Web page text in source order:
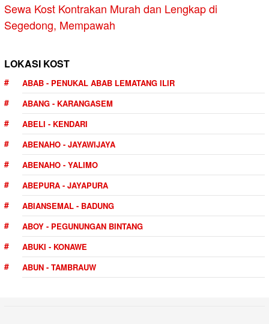
Sewa Kost Kontrakan Murah dan Lengkap di
Segedong, Mempawah
LOKASI KOST
ABAB - PENUKAL ABAB LEMATANG ILIR
ABANG - KARANGASEM
ABELI - KENDARI
ABENAHO - JAYAWIJAYA
ABENAHO - YALIMO
ABEPURA - JAYAPURA
ABIANSEMAL - BADUNG
ABOY - PEGUNUNGAN BINTANG
ABUKI - KONAWE
ABUN - TAMBRAUW